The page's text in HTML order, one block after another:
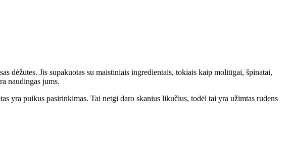
Jis supakuotas su maistiniais ingredientais, tokiais kaip moliūgai, špinatai,
naudingas jums.
yra puikus pasirinkimas. Tai netgi daro skanius likučius, todėl tai yra užimtas rudens